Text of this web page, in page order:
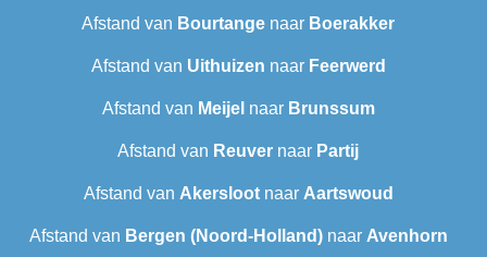
Afstand van Bourtange naar Boerakker
Afstand van Uithuizen naar Feerwerd
Afstand van Meijel naar Brunssum
Afstand van Reuver naar Partij
Afstand van Akerslootnaar Aartswoud
Afstand van Bergen (Noord-Holland)naar Avenhorn